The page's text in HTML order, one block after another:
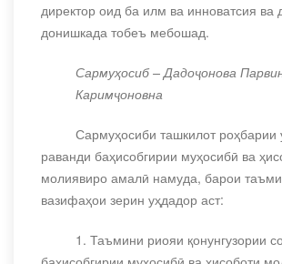
директор оид ба илм ва инноватсия ва
донишкада тобеъ мебошад.
Сармуҳосиб – Дадоҷонова
Каримҷоновна
Сармуҳосиби ташкилот роҳбарии
раванди баҳисобгирии муҳосибӣ ва
молиявиро амалӣ намуда, барои
вазифаҳои зерин уҳдадор аст:
1. Таъмини риояи қонунгузории